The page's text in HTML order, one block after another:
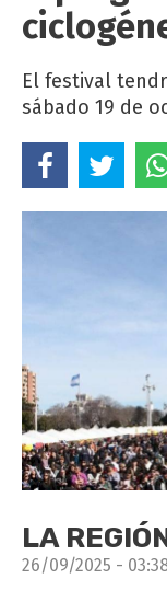
El festival
sábado 19 de
LA
26/09/2025 -